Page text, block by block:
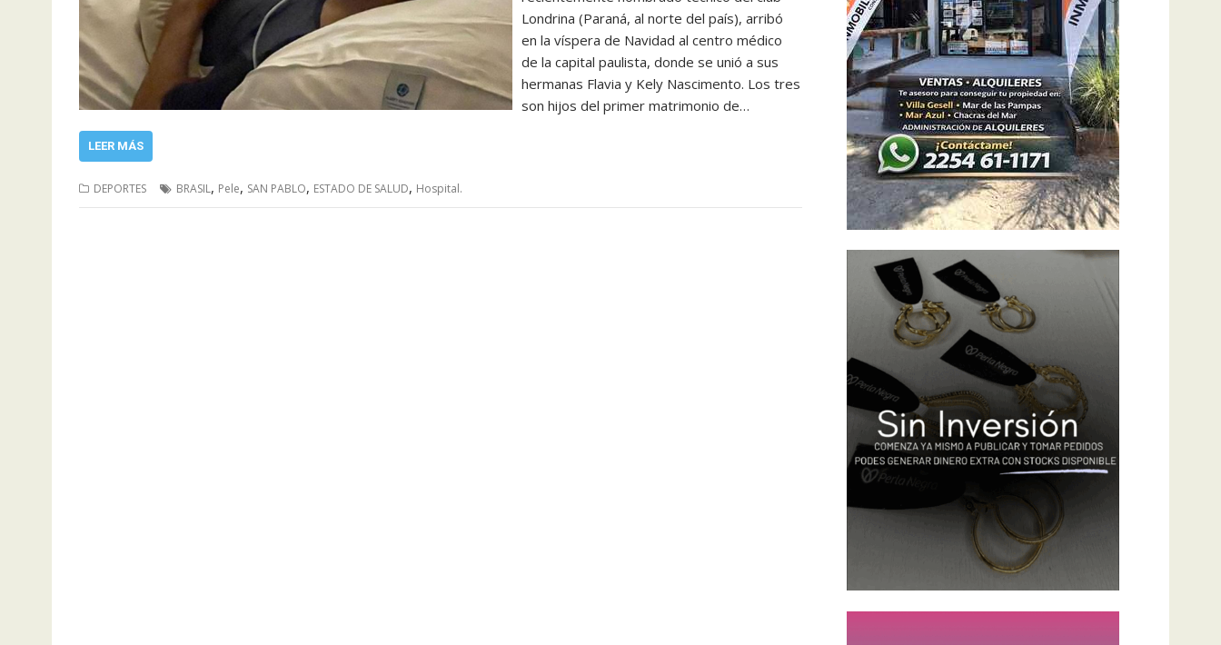
Londrina (Paraná, al norte del país), arribó
en la víspera de Navidad al centro médico
de la capital paulista, donde se unió a sus
hermanas Flavia y Kely Nascimento. Los tres
son hijos del primer matrimonio de…
LEER MÁS
DEPORTES BRASIL, Pele, SAN PABLO, ESTADO DE SALUD, Hospital.